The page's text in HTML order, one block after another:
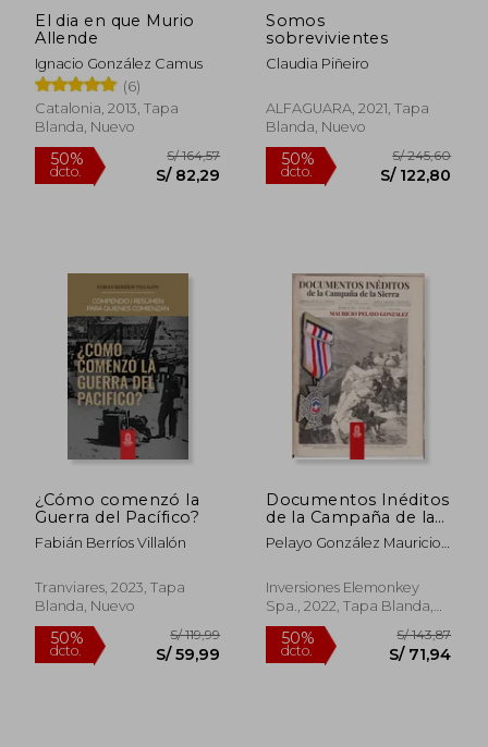
S/ 418,79
El dia en que Murio
Allende
Ignacio González Camus
(6)
Catalonia, 2013, Tapa
Blanda, Nuevo
50%
dcto.
S/ 164,57
S/ 82,29
Somos
sobrevivientes
Claudia Piñeiro
ALFAGUARA, 2021, Tapa
Blanda, Nuevo
50%
dcto.
S/
S/
¿Cómo comenzó la
Guerra del Pacífico?
Fabián Berríos Villalón
Tranviares, 2023, Tapa
Blanda, Nuevo
Documentos Inéditos
de la Campaña de la
Sierra
Pelayo González Mauricio
Inversiones Elemonkey
Spa., 2022, Tapa Blanda,
Nuevo